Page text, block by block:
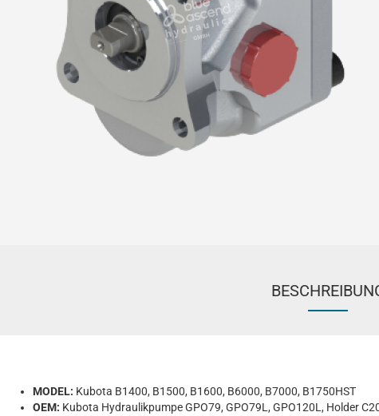
MODEL: Kubota B1400, B1500, B1600, B6000, B7000, B1750HST
OEM: Kubota Hydraulikpumpe GPO79, GPO79L, GPO120L, Holder